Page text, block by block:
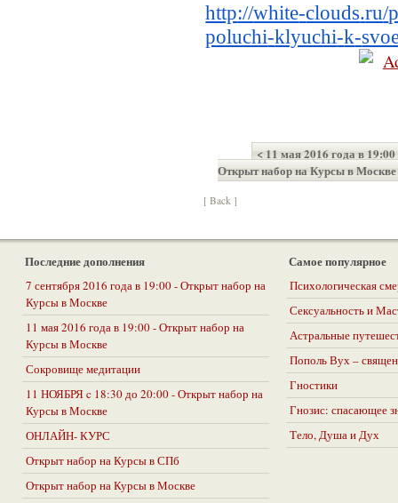
http://white-clouds.ru/
poluchi-klyuchi-k-
< 11 мая 2016 года в 19:00
Открыт набор на Курсы в Москве
[ Back ]
Последние дополнения
7 сентября 2016 года в 19:00 - Открыт набор на
Курсы в Москве
11 мая 2016 года в 19:00 - Открыт набор на
Курсы в Москве
Сокровище медитации
11 НОЯБРЯ c 18:30 до 20:00 - Открыт набор на
Курсы в Москве
ОНЛАЙН- КУРС
Открыт набор на Курсы в СПб
Открыт набор на Курсы в Москве
Самое популярное
Психологическая
Сексуальность и
Астральные
Пополь Вух –
Гностики
Гнозис: спасающее
Тело, Душа и Дух